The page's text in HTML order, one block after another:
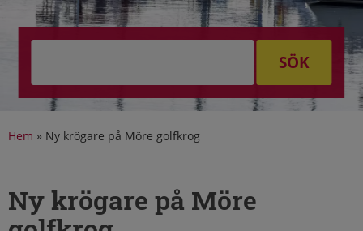
SÖK
Hem » Ny krögare på Möre golfkrog
Ny krögare på Möre